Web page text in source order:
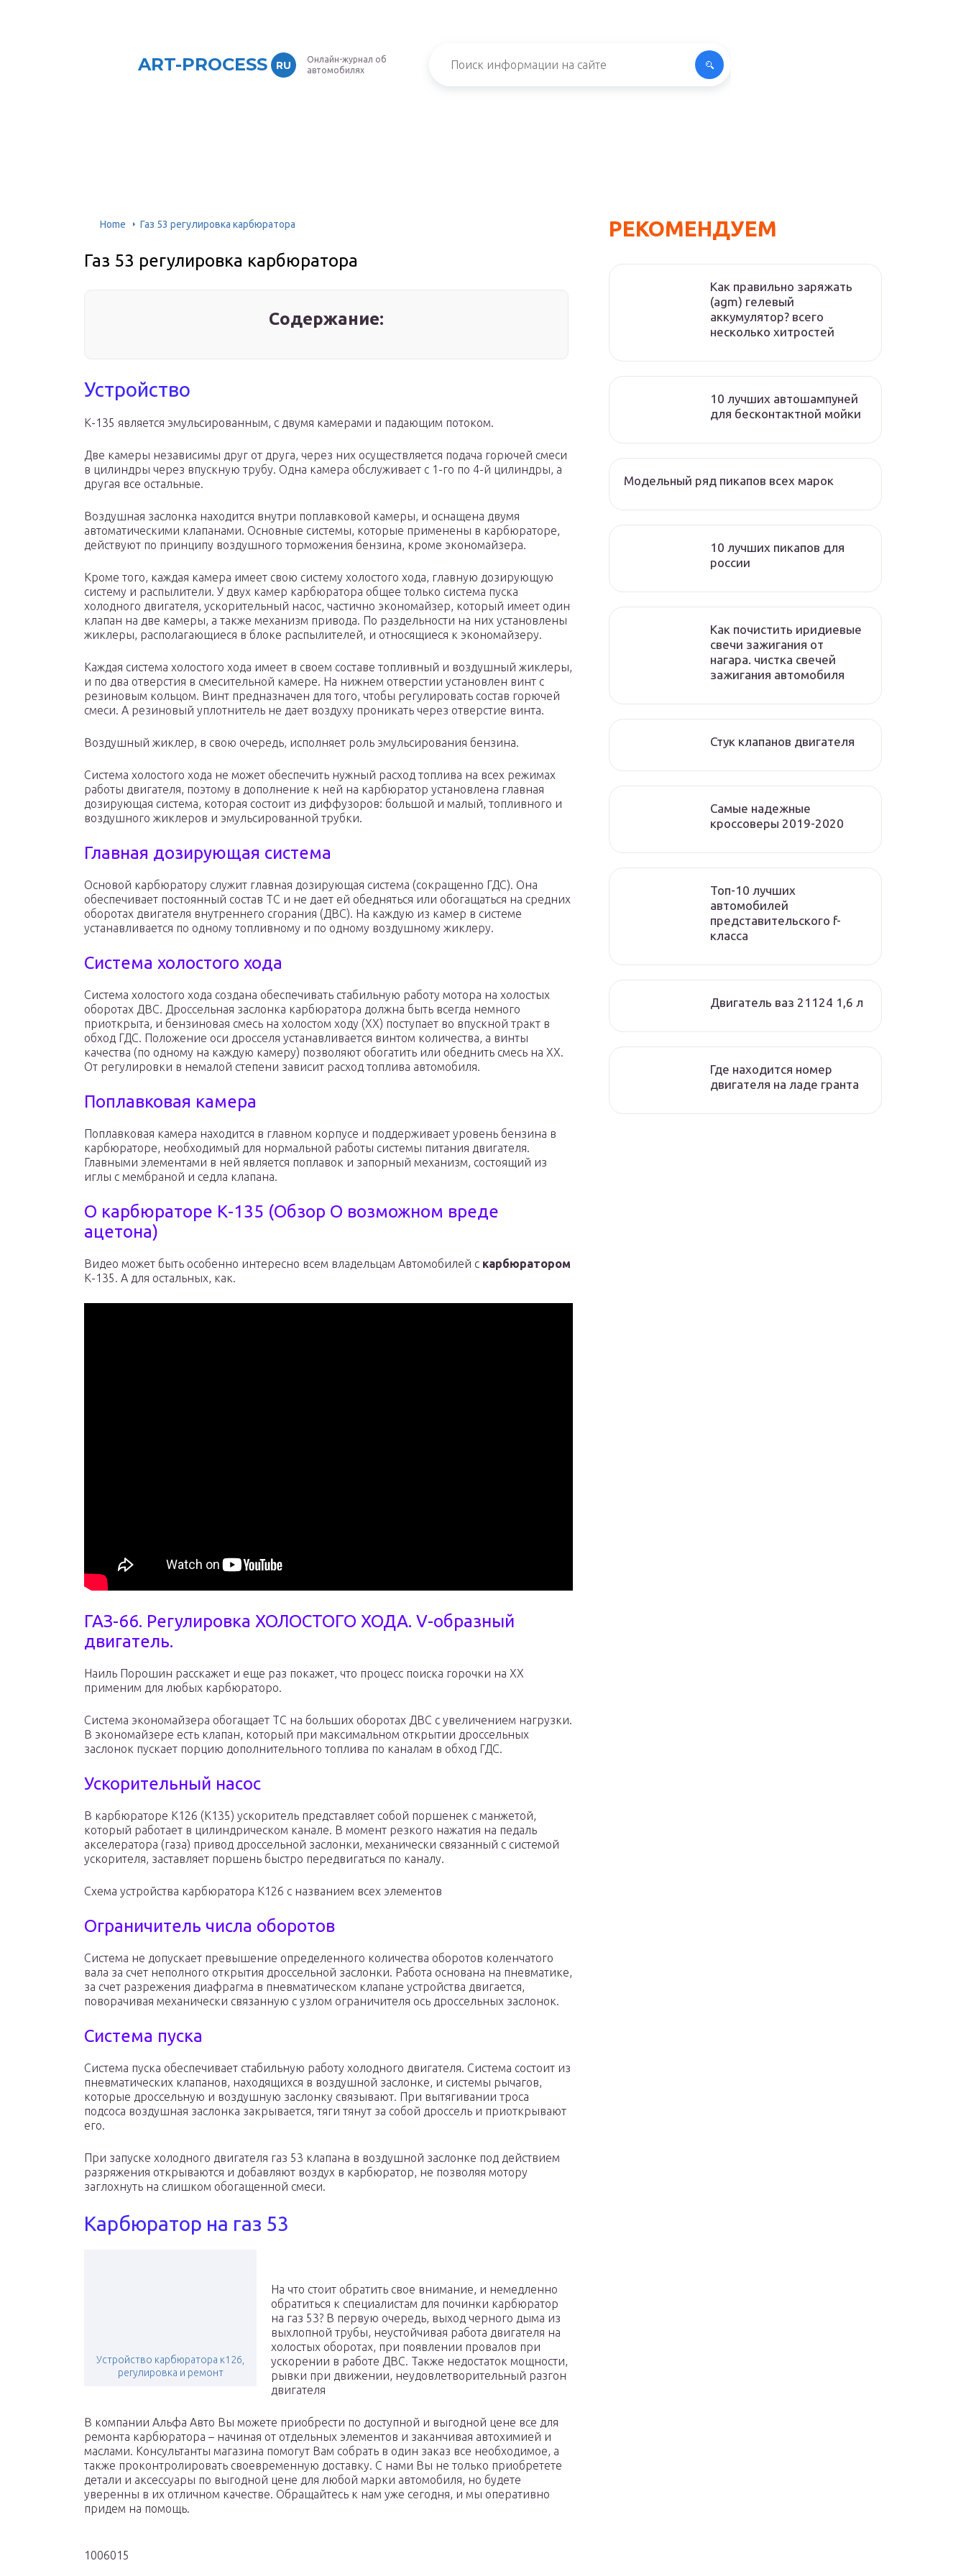
ART-PROCESS RU
Онлайн-журнал об
автомобилях
Home Газ 53 регулировка карбюратора
Газ 53 регулировка карбюратора
Содержание:
Устройство
К-135 является эмульсированным, с двумя камерами и падающим потоком.
Две камеры независимы друг от друга, через них осуществляется подача горючей смеси
в цилиндры через впускную трубу. Одна камера обслуживает с 1-го по 4-й цилиндры, а
другая все остальные.
Воздушная заслонка находится внутри поплавковой камеры, и оснащена двумя
автоматическими клапанами. Основные системы, которые применены в карбюраторе,
действуют по принципу воздушного торможения бензина, кроме экономайзера.
Кроме того, каждая камера имеет свою систему холостого хода, главную дозирующую
систему и распылители. У двух камер карбюратора общее только система пуска
холодного двигателя, ускорительный насос, частично экономайзер, который имеет один
клапан на две камеры, а также механизм привода. По раздельности на них установлены
жиклеры, располагающиеся в блоке распылителей, и относящиеся к экономайзеру.
Каждая система холостого хода имеет в своем составе топливный и воздушный жиклеры,
и по два отверстия в смесительной камере. На нижнем отверстии установлен винт с
резиновым кольцом. Винт предназначен для того, чтобы регулировать состав горючей
смеси. А резиновый уплотнитель не дает воздуху проникать через отверстие винта.
Воздушный жиклер, в свою очередь, исполняет роль эмульсирования бензина.
Система холостого хода не может обеспечить нужный расход топлива на всех режимах
работы двигателя, поэтому в дополнение к ней на карбюратор установлена главная
дозирующая система, которая состоит из диффузоров: большой и малый, топливного и
воздушного жиклеров и эмульсированной трубки.
Главная дозирующая система
Основой карбюратору служит главная дозирующая система (сокращенно ГДС). Она
обеспечивает постоянный состав ТС и не дает ей обедняться или обогащаться на средних
оборотах двигателя внутреннего сгорания (ДВС). На каждую из камер в системе
устанавливается по одному топливному и по одному воздушному жиклеру.
Система холостого хода
Система холостого хода создана обеспечивать стабильную работу мотора на холостых
оборотах ДВС. Дроссельная заслонка карбюратора должна быть всегда немного
приоткрыта, и бензиновая смесь на холостом ходу (ХХ) поступает во впускной тракт в
обход ГДС. Положение оси дросселя устанавливается винтом количества, а винты
качества (по одному на каждую камеру) позволяют обогатить или обеднить смесь на ХХ.
От регулировки в немалой степени зависит расход топлива автомобиля.
Поплавковая камера
Поплавковая камера находится в главном корпусе и поддерживает уровень бензина в
карбюраторе, необходимый для нормальной работы системы питания двигателя.
Главными элементами в ней является поплавок и запорный механизм, состоящий из
иглы с мембраной и седла клапана.
О карбюраторе К-135 (Обзор О возможном вреде
ацетона)
Видео может быть особенно интересно всем владельцам Автомобилей с карбюратором
К-135. А для остальных, как.
ГАЗ-66. Регулировка ХОЛОСТОГО ХОДА. V-образный
двигатель.
Наиль Порошин расскажет и еще раз покажет, что процесс поиска горочки на ХХ
применим для любых карбюраторо.
Система экономайзера обогащает ТС на больших оборотах ДВС с увеличением нагрузки.
В экономайзере есть клапан, который при максимальном открытии дроссельных
заслонок пускает порцию дополнительного топлива по каналам в обход ГДС.
Ускорительный насос
В карбюраторе К126 (К135) ускоритель представляет собой поршенек с манжетой,
который работает в цилиндрическом канале. В момент резкого нажатия на педаль
акселератора (газа) привод дроссельной заслонки, механически связанный с системой
ускорителя, заставляет поршень быстро передвигаться по каналу.
Схема устройства карбюратора К126 с названием всех элементов
Ограничитель числа оборотов
Система не допускает превышение определенного количества оборотов коленчатого
вала за счет неполного открытия дроссельной заслонки. Работа основана на пневматике,
за счет разрежения диафрагма в пневматическом клапане устройства двигается,
поворачивая механически связанную с узлом ограничителя ось дроссельных заслонок.
Система пуска
Система пуска обеспечивает стабильную работу холодного двигателя. Система состоит из
пневматических клапанов, находящихся в воздушной заслонке, и системы рычагов,
которые дроссельную и воздушную заслонку связывают. При вытягивании троса
подсоса воздушная заслонка закрывается, тяги тянут за собой дроссель и приоткрывают
его.
При запуске холодного двигателя газ 53 клапана в воздушной заслонке под действием
разряжения открываются и добавляют воздух в карбюратор, не позволяя мотору
заглохнуть на слишком обогащенной смеси.
Карбюратор на газ 53
Устройство карбюратора к126,
регулировка и ремонт
На что стоит обратить свое внимание, и немедленно
обратиться к специалистам для починки карбюратор
на газ 53? В первую очередь, выход черного дыма из
выхлопной трубы, неустойчивая работа двигателя на
холостых оборотах, при появлении провалов при
ускорении в работе ДВС. Также недостаток мощности,
рывки при движении, неудовлетворительный разгон
двигателя
В компании Альфа Авто Вы можете приобрести по доступной и выгодной цене все для
ремонта карбюратора – начиная от отдельных элементов и заканчивая автохимией и
маслами. Консультанты магазина помогут Вам собрать в один заказ все необходимое, а
также проконтролировать своевременную доставку. С нами Вы не только приобретете
детали и аксессуары по выгодной цене для любой марки автомобиля, но будете
уверенны в их отличном качестве. Обращайтесь к нам уже сегодня, и мы оперативно
придем на помощь.
1006015
РЕКОМЕНДУЕМ
Как правильно заряжать
(agm) гелевый
аккумулятор? всего
несколько хитростей
10 лучших автошампуней
для бесконтактной мойки
Модельный ряд пикапов всех марок
10 лучших пикапов для
россии
Как почистить иридиевые
свечи зажигания от
нагара. чистка свечей
зажигания автомобиля
Стук клапанов двигателя
Самые надежные
кроссоверы 2019-2020
Топ-10 лучших
автомобилей
представительского f-
класса
Двигатель ваз 21124 1,6 л
Где находится номер
двигателя на ладе гранта